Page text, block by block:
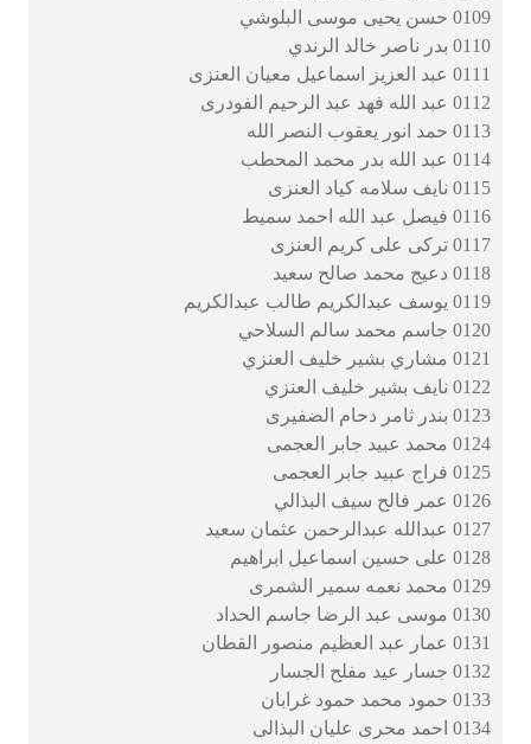
0109 حسن يحيى موسى البلوشي
0110 بدر ناصر خالد الرندي
0111 عبد العزيز اسماعيل معيان العنزى
0112 عبد الله فهد عبد الرحيم الفودرى
0113 حمد انور يعقوب النصر الله
0114 عبد الله بدر محمد المحطب
0115 نايف سلامه كياد العنزى
0116 فيصل عبد الله احمد سميط
0117 تركى على كريم العنزى
0118 دعيج محمد صالح سعيد
0119 يوسف عبدالكريم طالب عبدالكريم
0120 جاسم محمد سالم السلاحي
0121 مشاري بشير خليف العنزي
0122 نايف بشير خليف العنزي
0123 بندر ثامر دحام الضفيرى
0124 محمد عبيد جابر العجمى
0125 فراج عبيد جابر العجمى
0126 عمر فالح سيف البذالي
0127 عبدالله عبدالرحمن عثمان سعيد
0128 على حسين اسماعيل ابراهيم
0129 محمد نعمه سمير الشمرى
0130 موسى عبد الرضا جاسم الحداد
0131 عمار عبد العظيم منصور القطان
0132 جسار عيد مفلح الجسار
0133 حمود محمد حمود غرابان
0134 احمد محرى عليان البذالى